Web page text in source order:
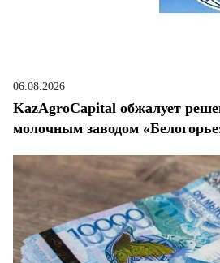
06.08.2026
KazAgroCapital обжалует
молочным заводом